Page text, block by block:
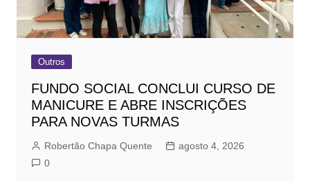
Outros
FUNDO SOCIAL CONCLUI CURSO DE
MANICURE E ABRE INSCRIÇÕES
PARA NOVAS TURMAS
Robertão Chapa Quente
agosto 4, 2026
0